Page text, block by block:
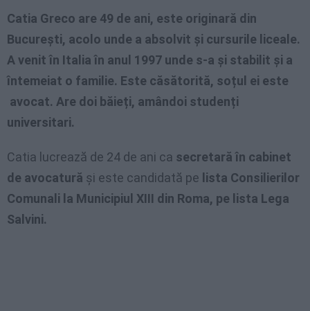
Catia Greco are 49 de ani, este originară din
București, acolo unde a absolvit și cursurile liceale.
A venit în Italia în anul 1997 unde s-a și stabilit și a
întemeiat o familie. Este căsătorită, soțul ei este
avocat. Are doi băieți, amândoi studenți
universitari.
Catia lucrează de 24 de ani ca secretară în cabinet
de avocatură și este candidată pe lista Consilierilor
Comunali la Municipiul XIII din Roma, pe lista Lega
Salvini.